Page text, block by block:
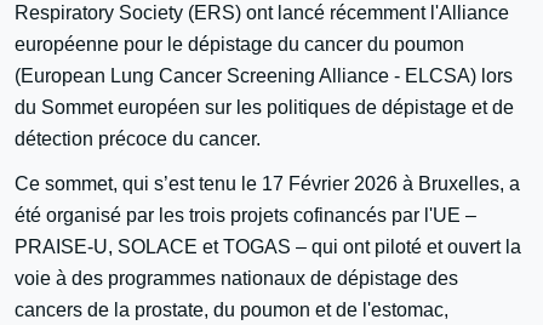
Respiratory Society (ERS) ont lancé récemment l'Alliance
européenne pour le dépistage du cancer du poumon
(European Lung Cancer Screening Alliance - ELCSA) lors
du Sommet européen sur les politiques de dépistage et de
détection précoce du cancer.
Ce sommet, qui s’est tenu le 17 Février 2026 à Bruxelles, a
été organisé par les trois projets cofinancés par l'UE –
PRAISE-U, SOLACE et TOGAS – qui ont piloté et ouvert la
voie à des programmes nationaux de dépistage des
cancers de la prostate, du poumon et de l'estomac,